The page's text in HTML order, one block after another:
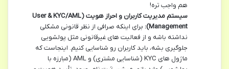
هم واجب تره!
سیستم مدیریت کاربران و احراز هویت (User & KYC/AML
Management):
برای اینکه صرافی از نظر قانونی مشکلی
نداشته باشه و از فعالیت های غیرقانونی مثل پولشویی
جلوگیری بشه، باید کاربران رو شناسایی کنیم. اینجاست که
ماژول های KYC (شناسایی مشتری) و AML (مبارزه با